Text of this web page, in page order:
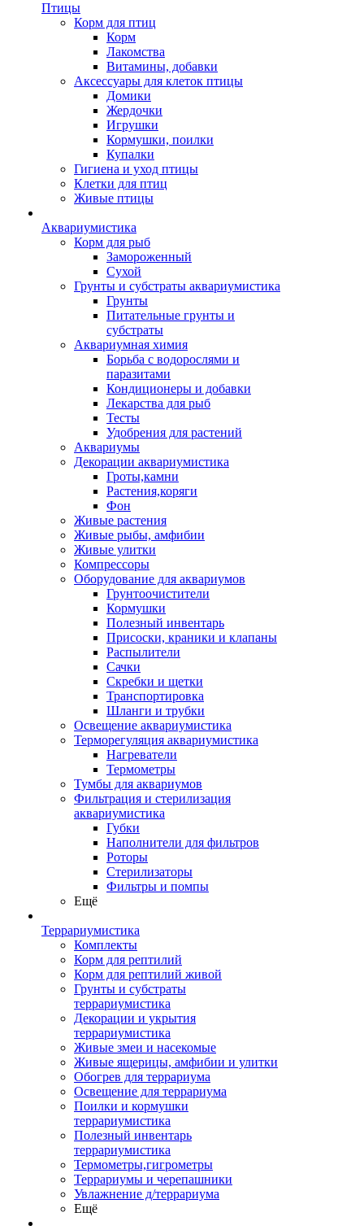
Птицы
Корм для птиц
Корм
Лакомства
Витамины, добавки
Аксессуары для клеток птицы
Домики
Жердочки
Игрушки
Кормушки, поилки
Купалки
Гигиена и уход птицы
Клетки для птиц
Живые птицы
Аквариумистика
Корм для рыб
Замороженный
Сухой
Грунты и субстраты аквариумистика
Грунты
Питательные грунты и
субстраты
Аквариумная химия
Борьба с водорослями и
паразитами
Кондиционеры и добавки
Лекарства для рыб
Тесты
Удобрения для растений
Аквариумы
Декорации аквариумистика
Гроты,камни
Растения,коряги
Фон
Живые растения
Живые рыбы, амфибии
Живые улитки
Компрессоры
Оборудование для аквариумов
Грунтоочистители
Кормушки
Полезный инвентарь
Присоски, краники и клапаны
Распылители
Сачки
Скребки и щетки
Транспортировка
Шланги и трубки
Освещение аквариумистика
Терморегуляция аквариумистика
Нагреватели
Термометры
Тумбы для аквариумов
Фильтрация и стерилизация
аквариумистика
Губки
Наполнители для фильтров
Роторы
Стерилизаторы
Фильтры и помпы
Ещё
Террариумистика
Комплекты
Корм для рептилий
Корм для рептилий живой
Грунты и субстраты
террариумистика
Декорации и укрытия
террариумистика
Живые змеи и насекомые
Живые ящерицы, амфибии и улитки
Обогрев для террариума
Освещение для террариума
Поилки и кормушки
террариумистика
Полезный инвентарь
террариумистика
Термометры,гигрометры
Террариумы и черепашники
Увлажнение д/террариума
Ещё